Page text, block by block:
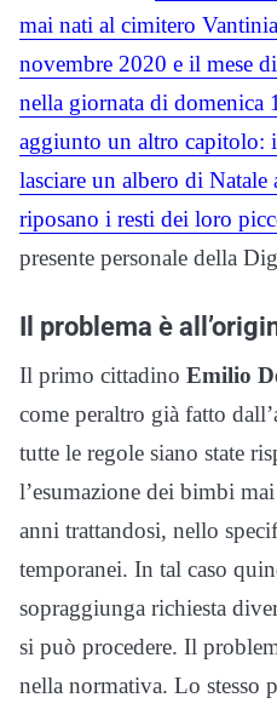
mai nati al cimitero
novembre 2020 e il mese
nella giornata di domenica
aggiunto un altro capitolo:
lasciare un albero di
riposano i resti dei loro
presente personale della
Il problema è
Il primo cittadino Emilio
come peraltro già fatto
tutte le regole siano state
l’esumazione dei bimbi
anni trattandosi, nello
temporanei. In tal caso
sopraggiunga richiesta
si può procedere. Il
nella normativa. Lo stesso